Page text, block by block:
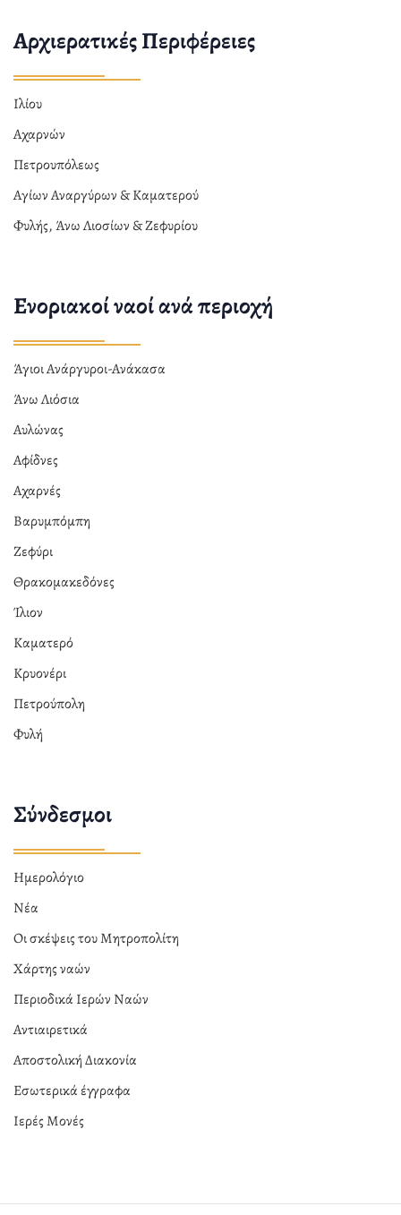
Αρχιερατικές Περιφέρειες
Ιλίου
Αχαρνών
Πετρουπόλεως
Αγίων Αναργύρων & Καματερού
Φυλής, Άνω Λιοσίων & Ζεφυρίου
Ενοριακοί ναοί ανά περιοχή
Άγιοι Ανάργυροι-Ανάκασα
Άνω Λιόσια
Αυλώνας
Αφίδνες
Αχαρνές
Βαρυμπόμπη
Ζεφύρι
Θρακομακεδόνες
Ίλιον
Καματερό
Κρυονέρι
Πετρούπολη
Φυλή
Σύνδεσμοι
Ημερολόγιο
Νέα
Οι σκέψεις του Μητροπολίτη
Χάρτης ναών
Περιοδικά Ιερών Ναών
Αντιαιρετικά
Αποστολική Διακονία
Εσωτερικά έγγραφα
Ιερές Μονές